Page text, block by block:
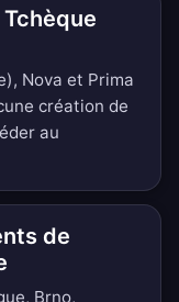
Nova et Prima
création de
au
de
Brno,